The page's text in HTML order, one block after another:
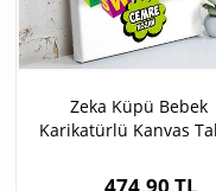
Zeka Küpü Bebek
Karikatürlü Kanvas